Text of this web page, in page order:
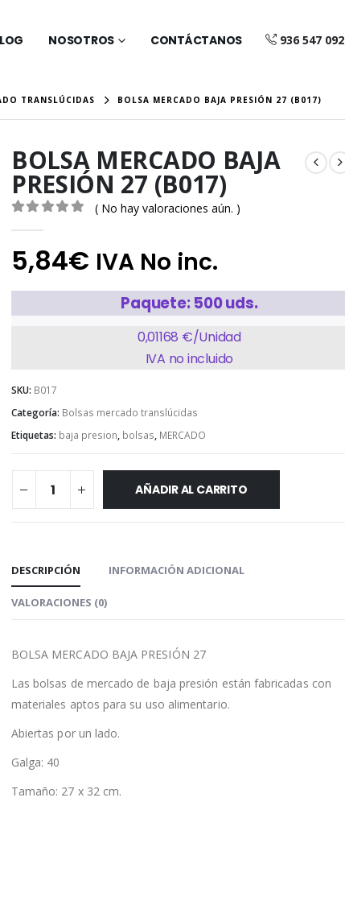
NOSOTROS CONTÁCTANOS 936 547 092
TRANSLÚCIDAS BOLSA MERCADO BAJA PRESIÓN 27 (B017)
BOLSA MERCADO BAJA
PRESIÓN 27 (B017)
( No hay valoraciones aún. )
5,84€ IVA No inc.
Paquete: 500 uds.
0,01168 €/Unidad
IVA no incluido
SKU: B017
Categoría: Bolsas mercado translúcidas
Etiquetas: baja presion, bolsas, MERCADO
AÑADIR AL CARRITO
DESCRIPCIÓN INFORMACIÓN ADICIONAL
VALORACIONES (0)
BOLSA MERCADO BAJA PRESIÓN 27
Las bolsas de mercado de baja presión están fabricadas con
materiales aptos para su uso alimentario.
Abiertas por un lado.
Galga: 40
Tamaño: 27 x 32 cm.